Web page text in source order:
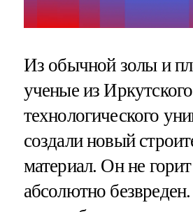
Из обычной золы и
ученые из Иркутского
технологического
создали новый
материал. Он не
абсолютно